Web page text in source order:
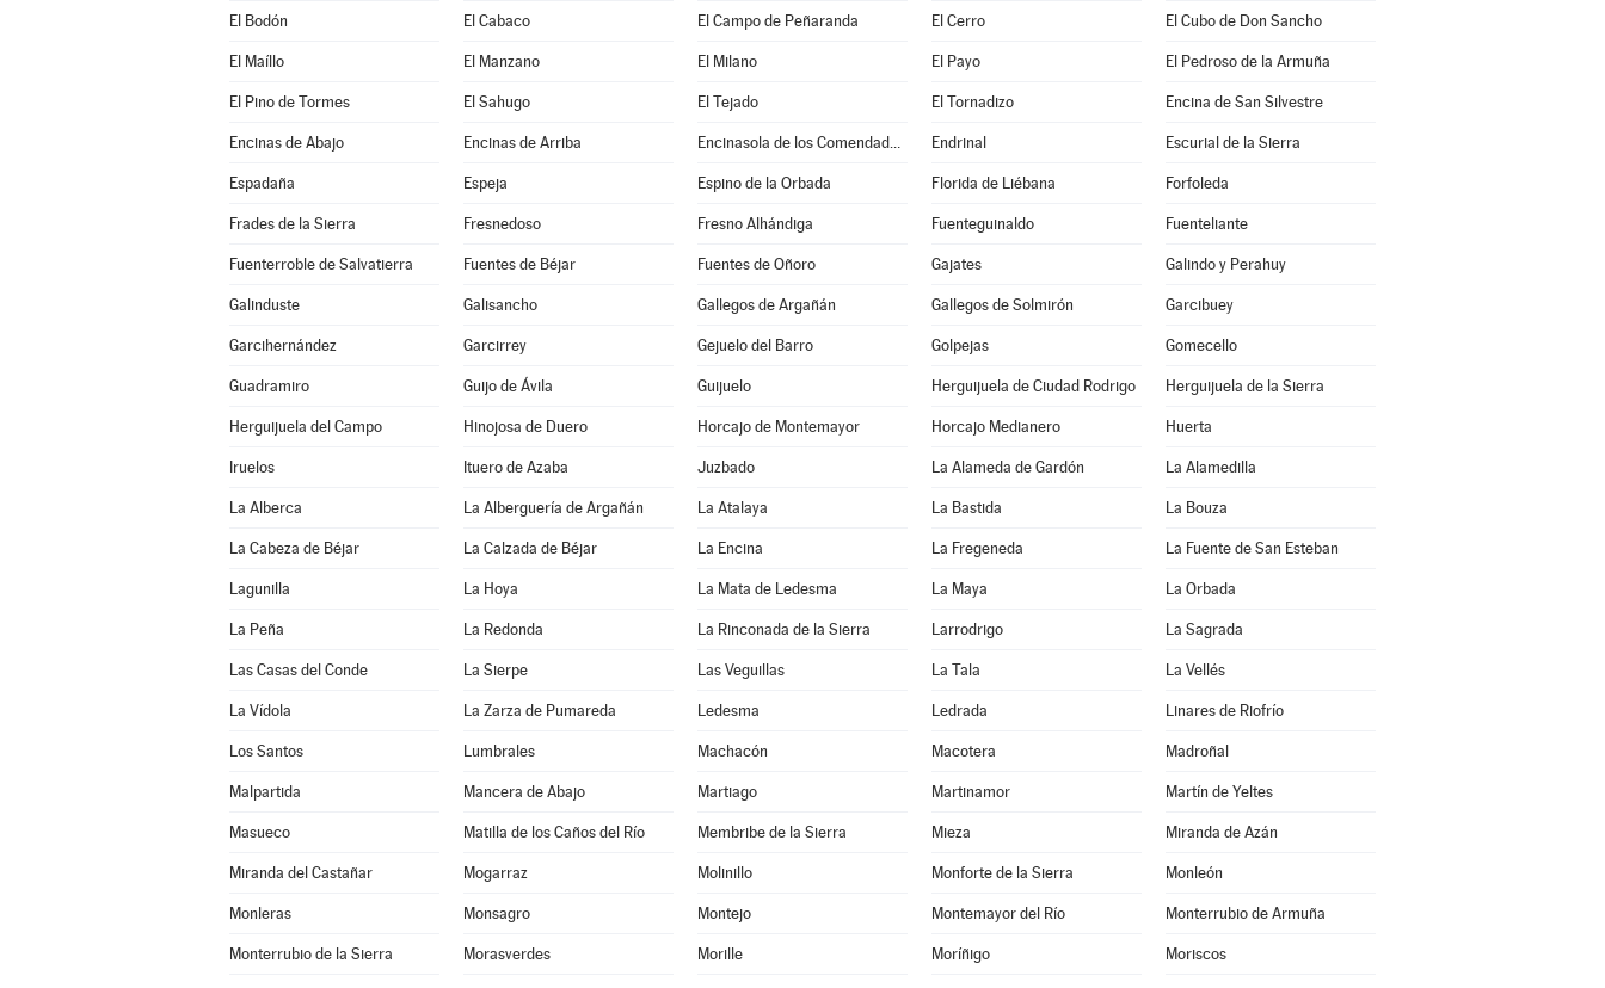
El Bodón El Cabaco El Campo de Peñaranda El Cerro El Cubo de Don Sancho
El Maíllo El Manzano El Milano El Payo El Pedroso de la Armuña
El Pino de Tormes El Sahugo El Tejado El Tornadizo Encina de San Silvestre
Encinas de Abajo Encinas de Arriba Encinasola de los Comendadores Endrinal Escurial de la Sierra
Espadaña Espeja Espino de la Orbada Florida de Liébana Forfoleda
Frades de la Sierra Fresnedoso Fresno Alhándiga Fuenteguinaldo Fuenteliante
Fuenterroble de Salvatierra Fuentes de Béjar Fuentes de Oñoro Gajates Galindo y Perahuy
Galinduste Galisancho Gallegos de Argañán Gallegos de Solmirón Garcibuey
Garcihernández Garcirrey Gejuelo del Barro Golpejas Gomecello
Guadramiro Guijo de Ávila Guijuelo Herguijuela de Ciudad Rodrigo Herguijuela de la Sierra
Herguijuela del Campo Hinojosa de Duero Horcajo de Montemayor Horcajo Medianero Huerta
Iruelos Ituero de Azaba Juzbado La Alameda de Gardón La Alamedilla
La Alberca La Alberguería de Argañán La Atalaya La Bastida La Bouza
La Cabeza de Béjar La Calzada de Béjar La Encina La Fregeneda La Fuente de San Esteban
Lagunilla La Hoya La Mata de Ledesma La Maya La Orbada
La Peña La Redonda La Rinconada de la Sierra Larrodrigo La Sagrada
Las Casas del Conde La Sierpe Las Veguillas La Tala La Vellés
La Vídola La Zarza de Pumareda Ledesma Ledrada Linares de Riofrío
Los Santos Lumbrales Machacón Macotera Madroñal
Malpartida Mancera de Abajo Martiago Martinamor Martín de Yeltes
Masueco Matilla de los Caños del Río Membribe de la Sierra Mieza Miranda de Azán
Miranda del Castañar Mogarraz Molinillo Monforte de la Sierra Monleón
Monleras Monsagro Montejo Montemayor del Río Monterrubio de Armuña
Monterrubio de la Sierra Morasverdes Morille Moríñigo Moriscos